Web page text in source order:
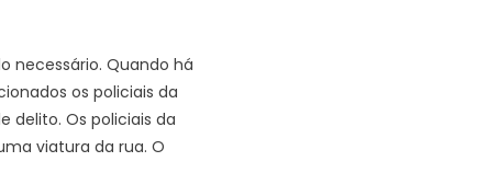
necessário. Quando há
os policiais da
delito. Os policiais da
viatura da rua. O